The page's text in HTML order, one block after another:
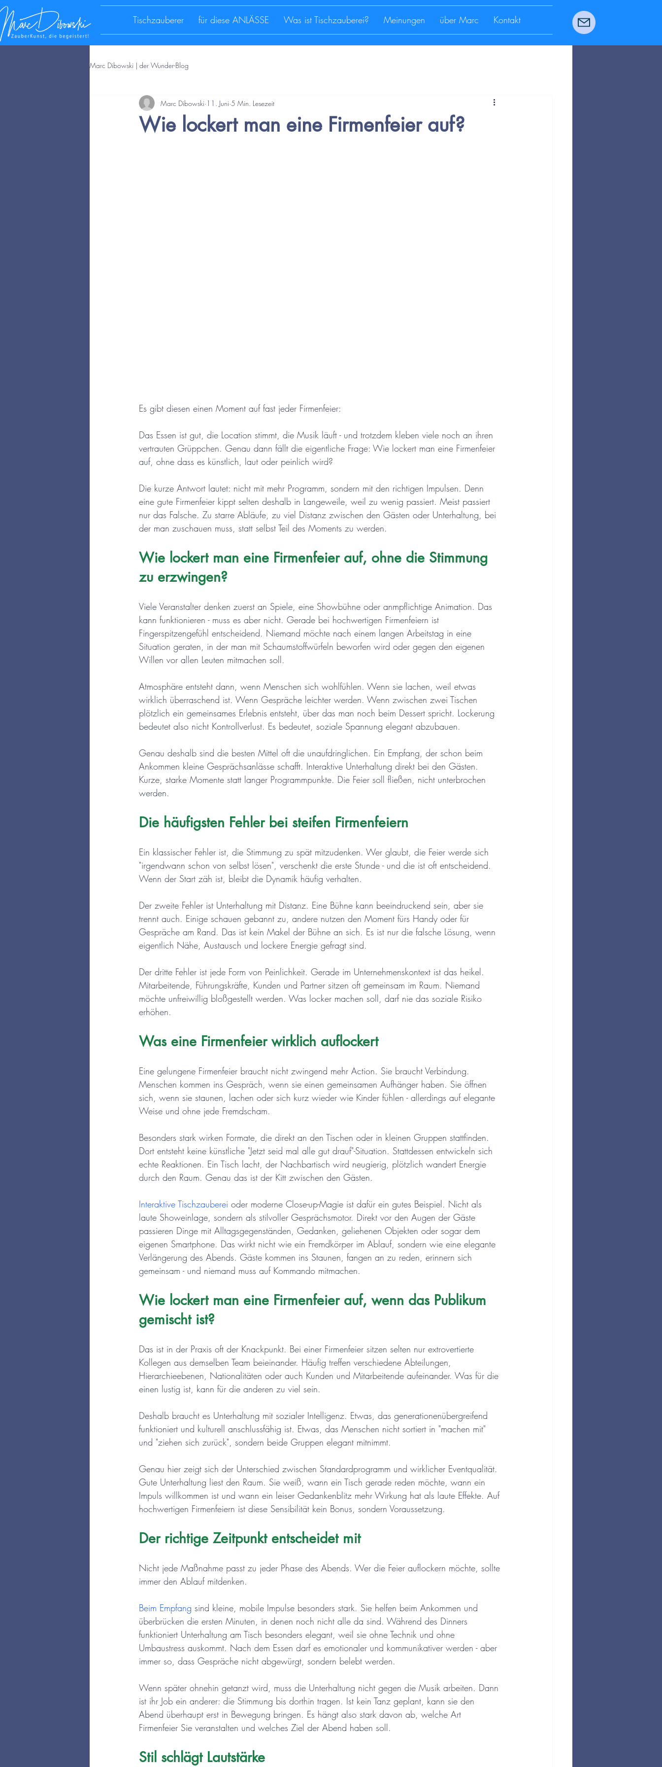
Tischzauberer für diese ANLÄSSE Was ist Tischzauberei? Meinungen über Marc Kontakt
Marc Dibowski | der Wunder-Blog
Wie lockert man eine Firmenfeier auf?
Marc Dibowski 11. Juni 5 Min. Lesezeit
Es gibt diesen einen Moment auf fast jeder Firmenfeier:
Das Essen ist gut, die Location stimmt, die Musik läuft - und trotzdem kleben viele noch an ihren
vertrauten Grüppchen. Genau dann fällt die eigentliche Frage: Wie lockert man eine Firmenfeier
auf, ohne dass es künstlich, laut oder peinlich wird?
Die kurze Antwort lautet: nicht mit mehr Programm, sondern mit den richtigen Impulsen. Denn
eine gute Firmenfeier kippt selten deshalb in Langeweile, weil zu wenig passiert. Meist passiert
nur das Falsche. Zu starre Abläufe, zu viel Distanz zwischen den Gästen oder Unterhaltung, bei
der man zuschauen muss, statt selbst Teil des Moments zu werden.
Wie lockert man eine Firmenfeier auf, ohne die Stimmung
zu erzwingen?
Viele Veranstalter denken zuerst an Spiele, eine Showbühne oder anmpflichtige Animation. Das
kann funktionieren - muss es aber nicht. Gerade bei hochwertigen Firmenfeiern ist
Fingerspitzengefühl entscheidend. Niemand möchte nach einem langen Arbeitstag in eine
Situation geraten, in der man mit Schaumstoffwürfeln beworfen wird oder gegen den eigenen
Willen vor allen Leuten mitmachen soll.
Atmosphäre entsteht dann, wenn Menschen sich wohlfühlen. Wenn sie lachen, weil etwas
wirklich überraschend ist. Wenn Gespräche leichter werden. Wenn zwischen zwei Tischen
plötzlich ein gemeinsames Erlebnis entsteht, über das man noch beim Dessert spricht. Lockerung
bedeutet also nicht Kontrollverlust. Es bedeutet, soziale Spannung elegant abzubauen.
Genau deshalb sind die besten Mittel oft die unaufdringlichen. Ein Empfang, der schon beim
Ankommen kleine Gesprächsanlässe schafft. Interaktive Unterhaltung direkt bei den Gästen.
Kurze, starke Momente statt langer Programmpunkte. Die Feier soll fließen, nicht unterbrochen
werden.
Die häufigsten Fehler bei steifen Firmenfeiern
Ein klassischer Fehler ist, die Stimmung zu spät mitzudenken. Wer glaubt, die Feier werde sich
"irgendwann schon von selbst lösen", verschenkt die erste Stunde - und die ist oft entscheidend.
Wenn der Start zäh ist, bleibt die Dynamik häufig verhalten.
Der zweite Fehler ist Unterhaltung mit Distanz. Eine Bühne kann beeindruckend sein, aber sie
trennt auch. Einige schauen gebannt zu, andere nutzen den Moment fürs Handy oder für
Gespräche am Rand. Das ist kein Makel der Bühne an sich. Es ist nur die falsche Lösung, wenn
eigentlich Nähe, Austausch und lockere Energie gefragt sind.
Der dritte Fehler ist jede Form von Peinlichkeit. Gerade im Unternehmenskontext ist das heikel.
Mitarbeitende, Führungskräfte, Kunden und Partner sitzen oft gemeinsam im Raum. Niemand
möchte unfreiwillig bloßgestellt werden. Was locker machen soll, darf nie das soziale Risiko
erhöhen.
Was eine Firmenfeier wirklich auflockert
Eine gelungene Firmenfeier braucht nicht zwingend mehr Action. Sie braucht Verbindung.
Menschen kommen ins Gespräch, wenn sie einen gemeinsamen Aufhänger haben. Sie öffnen
sich, wenn sie staunen, lachen oder sich kurz wieder wie Kinder fühlen - allerdings auf elegante
Weise und ohne jede Fremdscham.
Besonders stark wirken Formate, die direkt an den Tischen oder in kleinen Gruppen stattfinden.
Dort entsteht keine künstliche "Jetzt seid mal alle gut drauf"-Situation. Stattdessen entwickeln sich
echte Reaktionen. Ein Tisch lacht, der Nachbartisch wird neugierig, plötzlich wandert Energie
durch den Raum. Genau das ist der Kitt zwischen den Gästen.
Interaktive Tischzauberei oder moderne Close-up-Magie ist dafür ein gutes Beispiel. Nicht als
laute Showeinlage, sondern als stilvoller Gesprächsmotor. Direkt vor den Augen der Gäste
passieren Dinge mit Alltagsgegenständen, Gedanken, geliehenen Objekten oder sogar dem
eigenen Smartphone. Das wirkt nicht wie ein Fremdkörper im Ablauf, sondern wie eine elegante
Verlängerung des Abends. Gäste kommen ins Staunen, fangen an zu reden, erinnern sich
gemeinsam - und niemand muss auf Kommando mitmachen.
Wie lockert man eine Firmenfeier auf, wenn das Publikum
gemischt ist?
Das ist in der Praxis oft der Knackpunkt. Bei einer Firmenfeier sitzen selten nur extrovertierte
Kollegen aus demselben Team beieinander. Häufig treffen verschiedene Abteilungen,
Hierarchieebenen, Nationalitäten oder auch Kunden und Mitarbeitende aufeinander. Was für die
einen lustig ist, kann für die anderen zu viel sein.
Deshalb braucht es Unterhaltung mit sozialer Intelligenz. Etwas, das generationenübergreifend
funktioniert und kulturell anschlussfähig ist. Etwas, das Menschen nicht sortiert in "machen mit"
und "ziehen sich zurück", sondern beide Gruppen elegant mitnimmt.
Genau hier zeigt sich der Unterschied zwischen Standardprogramm und wirklicher Eventqualität.
Gute Unterhaltung liest den Raum. Sie weiß, wann ein Tisch gerade reden möchte, wann ein
Impuls willkommen ist und wann ein leiser Gedankenblitz mehr Wirkung hat als laute Effekte. Auf
hochwertigen Firmenfeiern ist diese Sensibilität kein Bonus, sondern Voraussetzung.
Der richtige Zeitpunkt entscheidet mit
Nicht jede Maßnahme passt zu jeder Phase des Abends. Wer die Feier auflockern möchte, sollte
immer den Ablauf mitdenken.
Beim Empfang sind kleine, mobile Impulse besonders stark. Sie helfen beim Ankommen und
überbrücken die ersten Minuten, in denen noch nicht alle da sind. Während des Dinners
funktioniert Unterhaltung am Tisch besonders elegant, weil sie ohne Technik und ohne
Umbaustress auskommt. Nach dem Essen darf es emotionaler und kommunikativer werden - aber
immer so, dass Gespräche nicht abgewürgt, sondern belebt werden.
Wenn später ohnehin getanzt wird, muss die Unterhaltung nicht gegen die Musik arbeiten. Dann
ist ihr Job ein anderer: die Stimmung bis dorthin tragen. Ist kein Tanz geplant, kann sie den
Abend überhaupt erst in Bewegung bringen. Es hängt also stark davon ab, welche Art
Firmenfeier Sie veranstalten und welches Ziel der Abend haben soll.
Stil schlägt Lautstärke